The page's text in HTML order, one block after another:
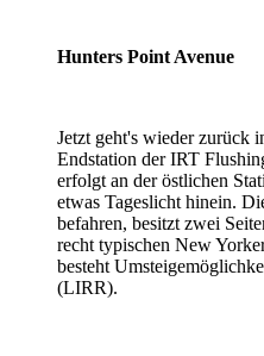
Hunters Point Avenue
Jetzt geht's wieder zurück
Endstation der IRT
erfolgt an der östlichen
etwas Tageslicht hinein.
befahren, besitzt zwei
recht typischen New
besteht
(LIRR).